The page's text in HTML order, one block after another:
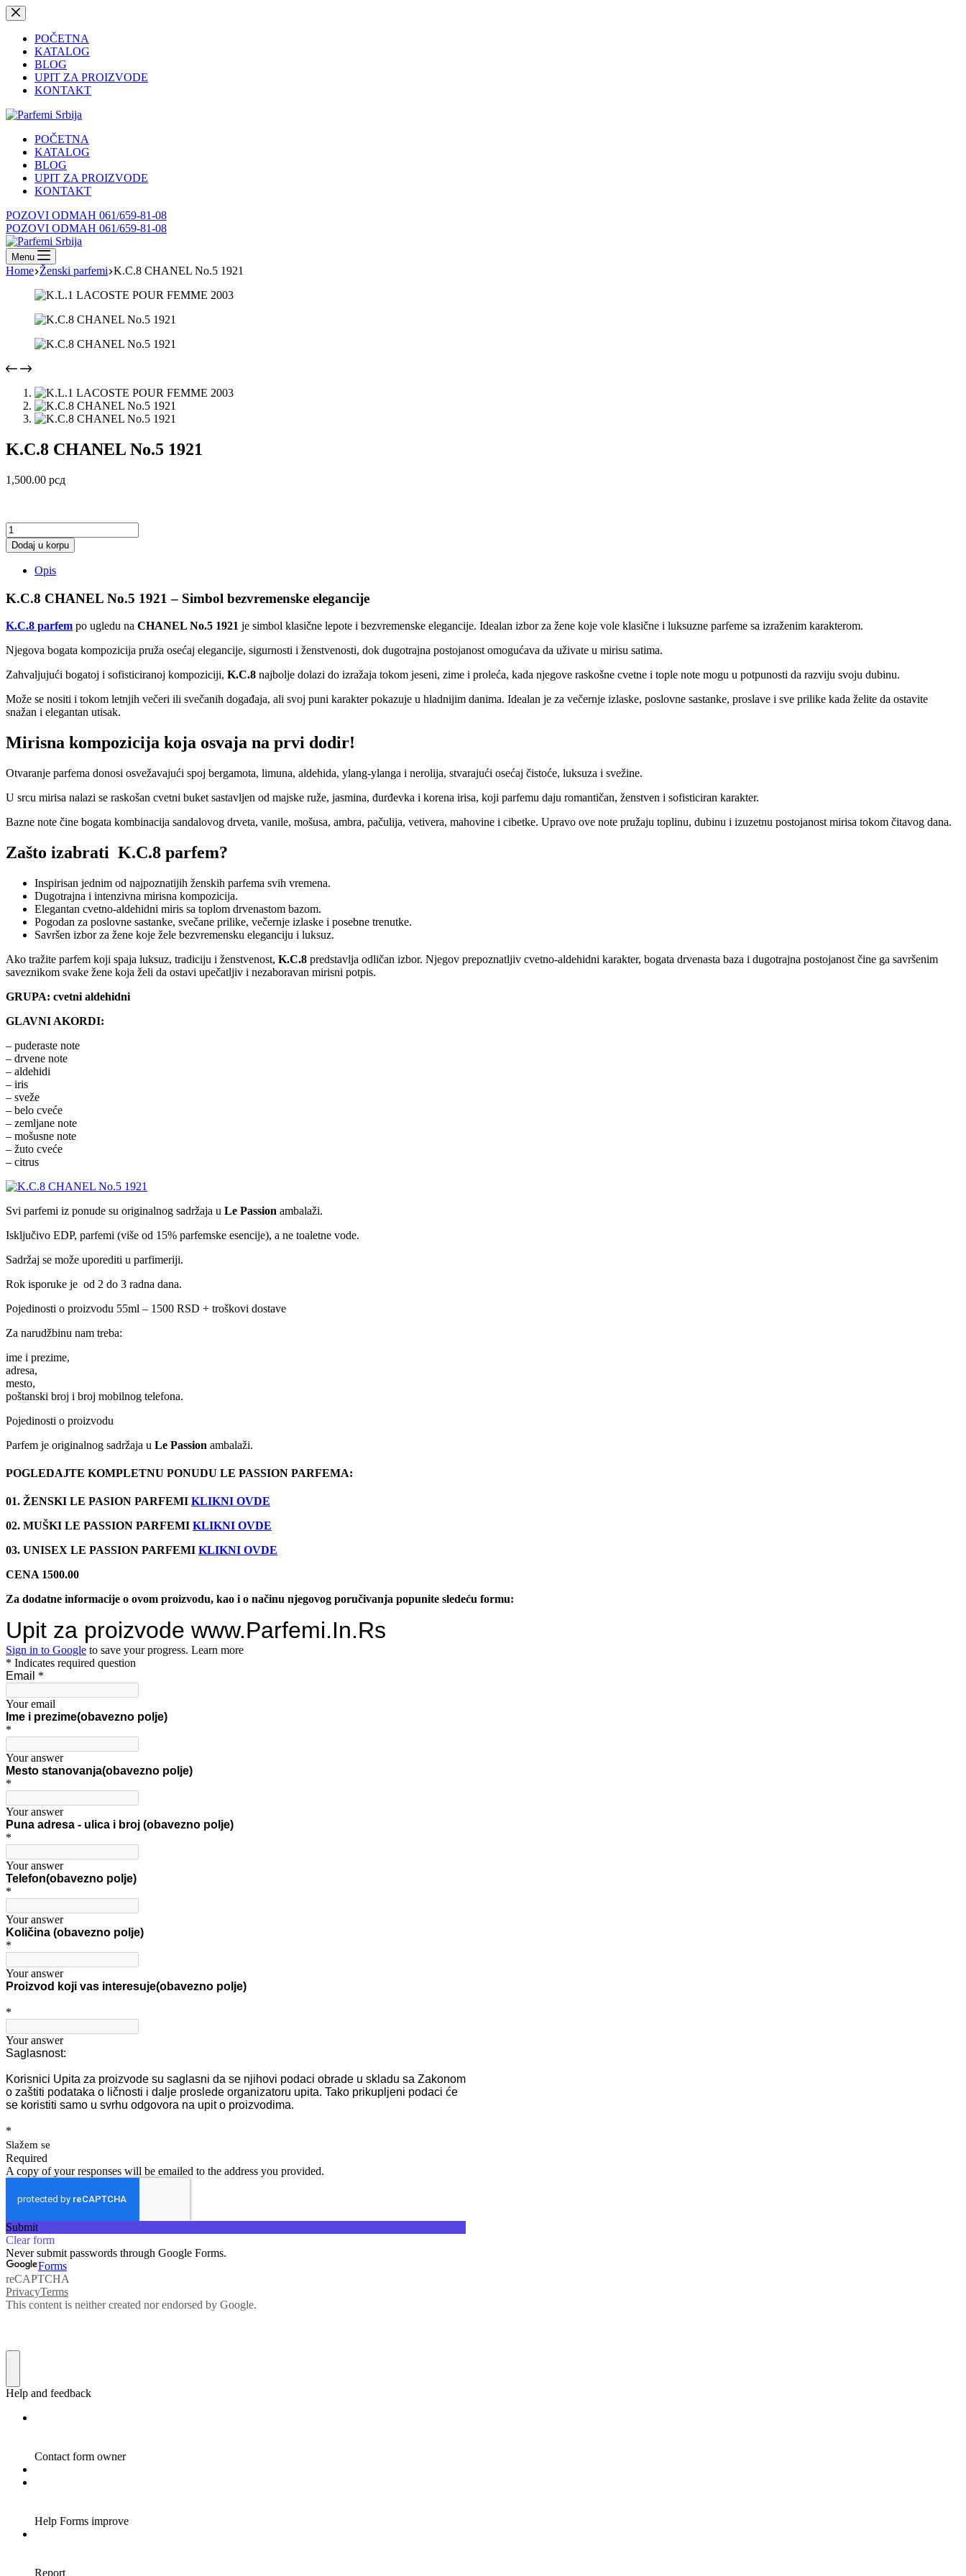
Skip
to
contentPOČETNA
KATALOG
BLOG
UPIT ZA PROIZVODE
KONTAKT
POČETNA
KATALOG
BLOG
UPIT ZA PROIZVODE
KONTAKT
POZOVI ODMAH 061/659-81-08
POZOVI ODMAH 061/659-81-08
Menu
Home Ženski parfemi K.C.8 CHANEL No.5 1921
K.C.8 CHANEL No.5 1921
1,500.00 рсд
K.C.8
CHANEL
No.5
1921
količina
Dodaj u korpu
Opis
K.C.8 CHANEL No.5 1921 – Simbol bezvremenske elegancije
K.C.8 parfem po ugledu na CHANEL No.5 1921 je simbol klasične lepote i bezvremenske elegancije. Idealan izbor za žene koje vole klasične i luksuzne parfeme sa izraženim karakterom.
Njegova bogata kompozicija pruža osećaj elegancije, sigurnosti i ženstvenosti, dok dugotrajna postojanost omogućava da uživate u mirisu satima.
Zahvaljujući bogatoj i sofisticiranoj kompoziciji, K.C.8 najbolje dolazi do izražaja tokom jeseni, zime i proleća, kada njegove raskošne cvetne i tople note mogu u potpunosti da razviju svoju dubinu.
Može se nositi i tokom letnjih večeri ili svečanih događaja, ali svoj puni karakter pokazuje u hladnijim danima. Idealan je za večernje izlaske, poslovne sastanke, proslave i sve prilike kada želite da ostavite
snažan i elegantan utisak.
Mirisna kompozicija koja osvaja na prvi dodir!
Otvaranje parfema donosi osvežavajući spoj bergamota, limuna, aldehida, ylang-ylanga i nerolija, stvarajući osećaj čistoće, luksuza i svežine.
U srcu mirisa nalazi se raskošan cvetni buket sastavljen od majske ruže, jasmina, đurđevka i korena irisa, koji parfemu daju romantičan, ženstven i sofisticiran karakter.
Bazne note čine bogata kombinacija sandalovog drveta, vanile, mošusa, ambra, pačulija, vetivera, mahovine i cibetke. Upravo ove note pružaju toplinu, dubinu i izuzetnu postojanost mirisa tokom čitavog dana.
Zašto izabrati K.C.8 parfem?
Inspirisan jednim od najpoznatijih ženskih parfema svih vremena.
Dugotrajna i intenzivna mirisna kompozicija.
Elegantan cvetno-aldehidni miris sa toplom drvenastom bazom.
Pogodan za poslovne sastanke, svečane prilike, večernje izlaske i posebne trenutke.
Savršen izbor za žene koje žele bezvremensku eleganciju i luksuz.
Ako tražite parfem koji spaja luksuz, tradiciju i ženstvenost, K.C.8 predstavlja odličan izbor. Njegov prepoznatljiv cvetno-aldehidni karakter, bogata drvenasta baza i dugotrajna postojanost čine ga savršenim
saveznikom svake žene koja želi da ostavi upečatljiv i nezaboravan mirisni potpis.
GRUPA: cvetni aldehidni
GLAVNI AKORDI:
– puderaste note
– drvene note
– aldehidi
– iris
– sveže
– belo cveće
– zemljane note
– mošusne note
– žuto cveće
– citrus
Svi parfemi iz ponude su originalnog sadržaja u Le Passion ambalaži.
Isključivo EDP, parfemi (više od 15% parfemske esencije), a ne toaletne vode.
Sadržaj se može uporediti u parfimeriji.
Rok isporuke je od 2 do 3 radna dana.
Pojedinosti o proizvodu 55ml – 1500 RSD + troškovi dostave
Za narudžbinu nam treba:
ime i prezime,
adresa,
mesto,
poštanski broj i broj mobilnog telefona.
Pojedinosti o proizvodu
Parfem je originalnog sadržaja u Le Passion ambalaži.
POGLEDAJTE KOMPLETNU PONUDU LE PASSION PARFEMA:
01. ŽENSKI LE PASION PARFEMI KLIKNI OVDE
02. MUŠKI LE PASSION PARFEMI KLIKNI OVDE
03. UNISEX LE PASSION PARFEMI KLIKNI OVDE
CENA 1500.00
Za dodatne informacije o ovom proizvodu, kao i o načinu njegovog poručivanja popunite sledeću formu: